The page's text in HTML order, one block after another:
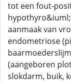
tot een fout-
aanmaak van
endometriose
(aangeboren
slokdarm, buik,